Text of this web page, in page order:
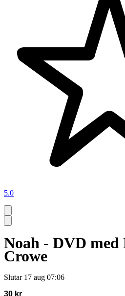
5.0
Noah - DVD med
Crowe
Slutar 17 aug 07:06
30 kr